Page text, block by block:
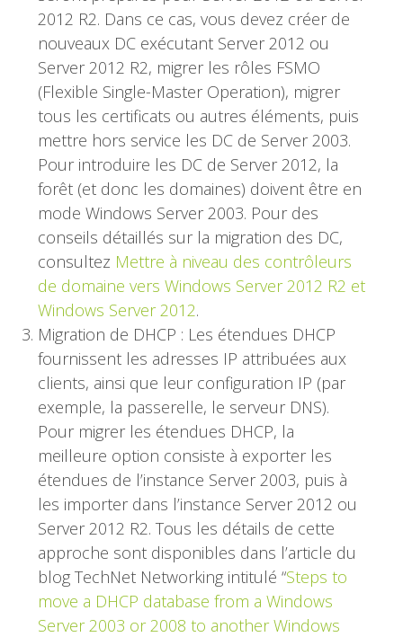
2012 R2. Dans ce cas, vous devez créer de
nouveaux DC exécutant Server 2012 ou
Server 2012 R2, migrer les rôles FSMO
(Flexible Single-Master Operation), migrer
tous les certificats ou autres éléments, puis
mettre hors service les DC de Server 2003.
Pour introduire les DC de Server 2012, la
forêt (et donc les domaines) doivent être en
mode Windows Server 2003. Pour des
conseils détaillés sur la migration des DC,
consultez Mettre à niveau des contrôleurs
de domaine vers Windows Server 2012 R2 et
Windows Server 2012.
Migration de DHCP : Les étendues DHCP
fournissent les adresses IP attribuées aux
clients, ainsi que leur configuration IP (par
exemple, la passerelle, le serveur DNS).
Pour migrer les étendues DHCP, la
meilleure option consiste à exporter les
étendues de l’instance Server 2003, puis à
les importer dans l’instance Server 2012 ou
Server 2012 R2. Tous les détails de cette
approche sont disponibles dans l’article du
blog TechNet Networking intitulé “Steps to
move a DHCP database from a Windows
Server 2003 or 2008 to another Windows